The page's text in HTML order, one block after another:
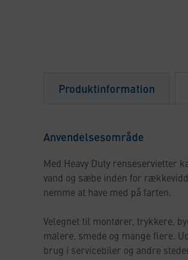
Produktinformation
Anvendelsesområde
Med Heavy Duty renseservietter
vand og sæbe inden for
nemme at have med på farten.
Velegnet til montører, trykkere,
malere, smede og mange flere.
brug i servicebiler og andre